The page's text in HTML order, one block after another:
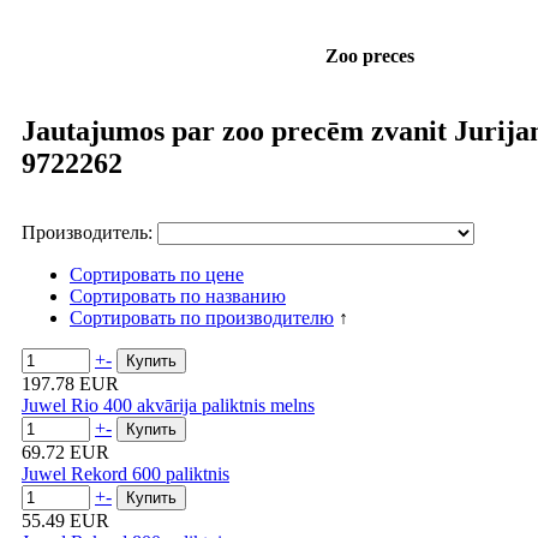
Zoo preces
Jautajumos par zoo precēm zvanit
9722262
Производитель:
Сортировать по цене
Сортировать по названию
Сортировать по производителю ↑
+-
197.78 EUR
Juwel Rio 400 akvārija paliktnis melns
+-
69.72 EUR
Juwel Rekord 600 paliktnis
+-
55.49 EUR